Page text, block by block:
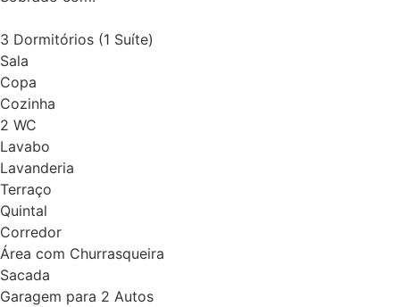
3 Dormitórios (1 Suíte)
Sala
Copa
Cozinha
2 WC
Lavabo
Lavanderia
Terraço
Quintal
Corredor
Área com Churrasqueira
Sacada
Garagem para 2 Autos